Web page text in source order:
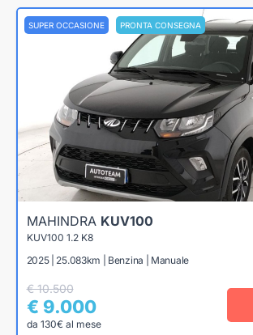
SUPER OCCASIONE PRONTA CONSEGNA
MAHINDRA KUV100
KUV100 1.2 K8
2025 | 25.083km | Benzina | Manuale
€ 10.500
€ 9.000
da 130€ al mese